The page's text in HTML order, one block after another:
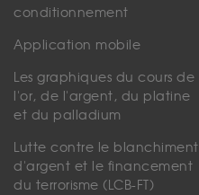
conditionnement
Application mobile
Les graphiques du cours de
l'or, de l'argent, du platine
et du palladium
Lutte contre le blanchiment
d'argent et le financement
du terrorisme (LCB-FT)